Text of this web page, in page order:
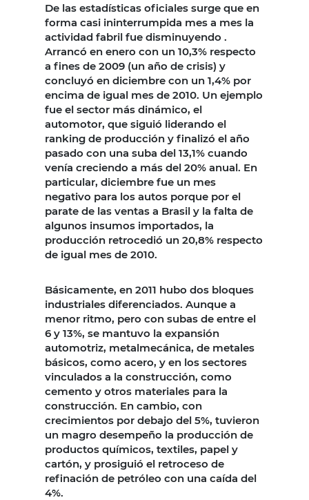
De las estadísticas oficiales surge que en
forma casi ininterrumpida mes a mes la
actividad fabril fue disminuyendo .
Arrancó en enero con un 10,3% respecto
a fines de 2009 (un año de crisis) y
concluyó en diciembre con un 1,4% por
encima de igual mes de 2010. Un ejemplo
fue el sector más dinámico, el
automotor, que siguió liderando el
ranking de producción y finalizó el año
pasado con una suba del 13,1% cuando
venía creciendo a más del 20% anual. En
particular, diciembre fue un mes
negativo para los autos porque por el
parate de las ventas a Brasil y la falta de
algunos insumos importados, la
producción retrocedió un 20,8% respecto
de igual mes de 2010.
Básicamente, en 2011 hubo dos bloques
industriales diferenciados. Aunque a
menor ritmo, pero con subas de entre el
6 y 13%, se mantuvo la expansión
automotriz, metalmecánica, de metales
básicos, como acero, y en los sectores
vinculados a la construcción, como
cemento y otros materiales para la
construcción. En cambio, con
crecimientos por debajo del 5%, tuvieron
un magro desempeño la producción de
productos químicos, textiles, papel y
cartón, y prosiguió el retroceso de
refinación de petróleo con una caída del
4%.